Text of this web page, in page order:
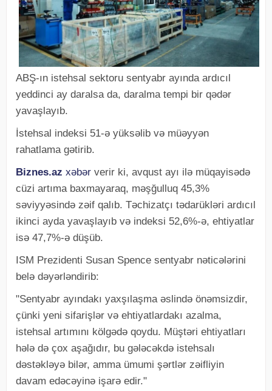
ABŞ-ın istehsal sektoru sentyabr ayında ardıcıl
yeddinci ay daralsa da, daralma tempi bir qədər
yavaşlayıb.
İstehsal indeksi 51-ə yüksəlib və müəyyən
rahatlama gətirib.
Biznes.az xəbər verir ki, avqust ayı ilə müqayisədə
cüzi artıma baxmayaraq, məşğulluq 45,3%
səviyyəsində zəif qalıb. Təchizatçı tədarükləri ardıcıl
ikinci ayda yavaşlayıb və indeksi 52,6%-ə, ehtiyatlar
isə 47,7%-ə düşüb.
ISM Prezidenti Susan Spence sentyabr nəticələrini
belə dəyərləndirib:
"Sentyabr ayındakı yaxşılaşma əslində önəmsizdir,
çünki yeni sifarişlər və ehtiyatlardakı azalma,
istehsal artımını kölgədə qoydu. Müştəri ehtiyatları
hələ də çox aşağıdır, bu gələcəkdə istehsalı
dəstəkləyə bilər, amma ümumi şərtlər zəifliyin
davam edəcəyinə işarə edir."